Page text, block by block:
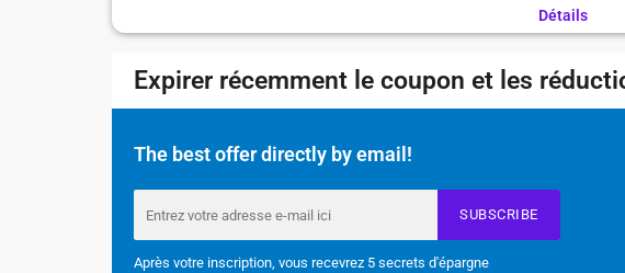
Détails
Expirer récemment le coupon et les
The best offer directly by email!
SUBSCRIBE
Après votre inscription, vous recevrez 5 secrets d'épargne